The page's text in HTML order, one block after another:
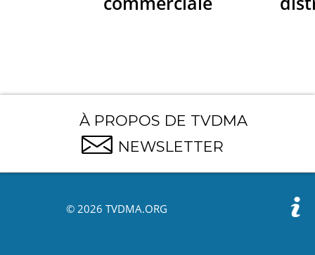
À PROPOS DE TVDMA
NEWSLETTER
© 2026 TVDMA.ORG